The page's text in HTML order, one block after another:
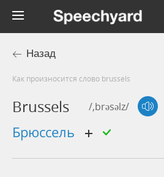
Назад
Как произносится слово brussels
Brussels /,brəsəlz/
Брюссель